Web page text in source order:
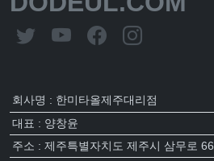
회사명 : 한미타올제주대리점
대표 : 양창윤
주소 : 제주특별자치도 제주시 삼무로 66